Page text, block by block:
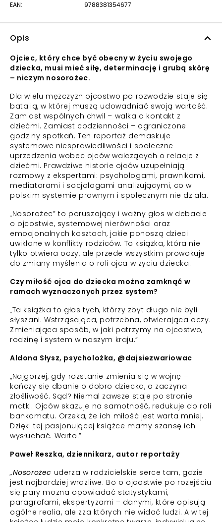
EAN: 9788381354677
Opis
Ojciec, który chce być obecny w życiu swojego
dziecka, musi mieć siłę, determinację i grubą skórę
– niczym nosorożec.
Dla wielu mężczyzn ojcostwo po rozwodzie staje się
batalią, w której muszą udowadniać swoją wartość.
Zamiast wspólnych chwil – walka o kontakt z
dziećmi. Zamiast codzienności – ograniczone
godziny spotkań. Ten reportaż demaskuje
systemowe niesprawiedliwości i społeczne
uprzedzenia wobec ojców walczących o relacje z
dziećmi. Prawdziwe historie ojców uzupełniają
rozmowy z ekspertami: psychologami, prawnikami,
mediatorami i socjologami analizującymi, co w
polskim systemie prawnym i społecznym nie działa.
„Nosorożec” to poruszający i ważny głos w debacie
o ojcostwie, systemowej nierówności oraz
emocjonalnych kosztach, jakie ponoszą dzieci
uwikłane w konflikty rodziców. To książka, która nie
tylko otwiera oczy, ale przede wszystkim prowokuje
do zmiany myślenia o roli ojca w życiu dziecka.
Czy miłość ojca do dziecka można zamknąć w
ramach wyznaczonych przez system?
„Ta książka to głos tych, którzy zbyt długo nie byli
słyszani. Wstrząsająca, potrzebna, otwierająca oczy.
Zmieniająca sposób, w jaki patrzymy na ojcostwo,
rodzinę i system w naszym kraju.”
Aldona Słysz, psycholożka, @dajsiezwariowac
„Najgorzej, gdy rozstanie zmienia się w wojnę –
kończy się dbanie o dobro dziecka, a zaczyna
złośliwość. Sąd? Niemal zawsze staje po stronie
matki. Ojców skazuje na samotność, redukuje do roli
bankomatu. Orzeka, że ich miłość jest warta mniej.
Dzięki tej pasjonującej książce mamy szansę ich
wysłuchać. Warto.”
Paweł Reszka, dziennikarz, autor reportaży
„Nosorożec uderza w rodzicielskie serce tam, gdzie
jest najbardziej wrażliwe. Bo o ojcostwie po rozejściu
się pary można opowiadać statystykami,
paragrafami, ekspertyzami – danymi, które opisują
ogólne realia, ale zza których nie widać ludzi. A w tej